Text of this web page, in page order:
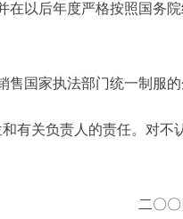
以后年度严格按照国务院
国家执法部门统一制服的
有关负责人的责任。对不
二〇〇